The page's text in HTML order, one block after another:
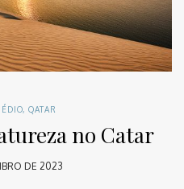
, QATAR
no Catar
DE 2023